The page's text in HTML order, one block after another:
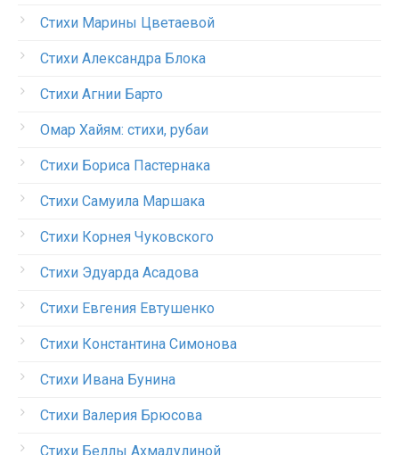
Стихи Марины Цветаевой
Стихи Александра Блока
Стихи Агнии Барто
Омар Хайям: стихи, рубаи
Стихи Бориса Пастернака
Стихи Самуила Маршака
Стихи Корнея Чуковского
Стихи Эдуарда Асадова
Стихи Евгения Евтушенко
Стихи Константина Симонова
Стихи Ивана Бунина
Стихи Валерия Брюсова
Стихи Беллы Ахмадулиной